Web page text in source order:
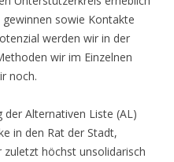
sowie Kontakte
werden wir in der
wir im Einzelnen
noch.
der Alternativen Liste (AL)
in den Rat der Stadt,
zuletzt höchst unsolidarisch